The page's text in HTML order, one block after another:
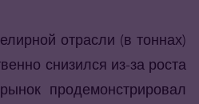
отрасли (в тоннах)
снизился из-за роста
продемонстрировал